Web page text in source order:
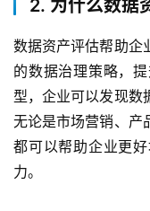
2. 为什么数据
数据资产评估帮助企
的数据治理策略，
型，企业可以发现数
无论是市场营销、产
都可以帮助企业更
力。